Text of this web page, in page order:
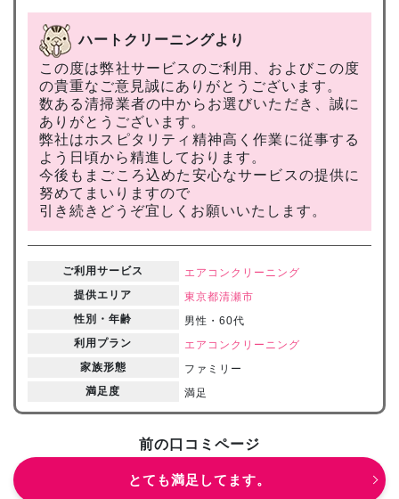
ハートクリーニングより
この度は弊社サービスのご利用、およびこの度
の貴重なご意見誠にありがとうございます。
数ある清掃業者の中からお選びいただき、誠に
ありがとうございます。
弊社はホスピタリティ精神高く作業に従事する
よう日頃から精進しております。
今後もまごころ込めた安心なサービスの提供に
努めてまいりますので
引き続きどうぞ宜しくお願いいたします。
ご利用サービス
エアコンクリーニング
提供エリア
東京都清瀬市
性別・年齢
男性・60代
利用プラン
エアコンクリーニング
家族形態
ファミリー
満足度
満足
前の口コミページ
とても満足してます。